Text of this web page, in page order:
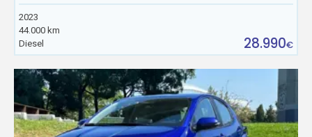
2023
44.000 km
Diesel
28.990€